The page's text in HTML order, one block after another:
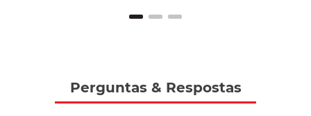
Perguntas & Respostas